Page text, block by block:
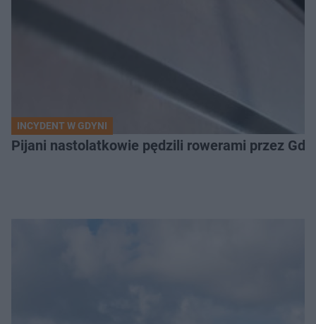
INCYDENT W GDYNI
Pijani nastolatkowie pędzili rowerami przez